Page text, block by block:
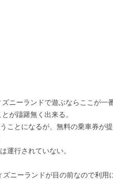
ニーランドで遊ぶならここが一
が躊躇無く出来る。
ことになるが、無料の乗車券が
運行されていない。
ニーランドが目の前なので利用